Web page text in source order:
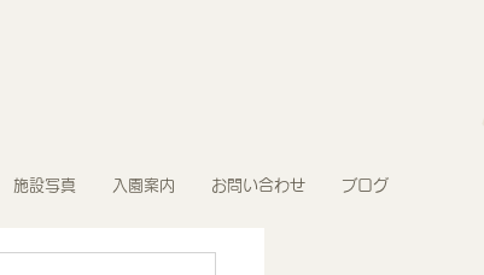
施設写真 入園案内 お問い合わせ ブログ